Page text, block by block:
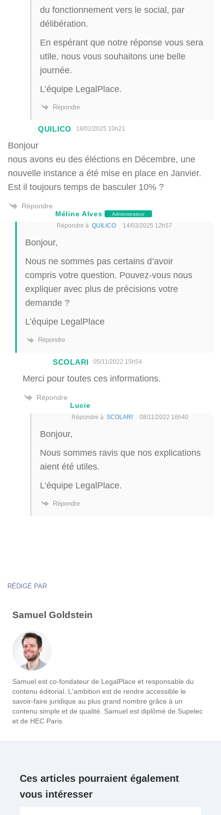
du fonctionnement vers le social, par
délibération.
En espérant que notre réponse vous sera
utile, nous vous souhaitons une belle
journée.
L’équipe LegalPlace.
Répondre
QUILICO 18/02/2025 10h21
Bonjour
nous avons eu des éléctions en Décembre, une
nouvelle instance a été mise en place en Janvier.
Est il toujours temps de basculer 10% ?
Répondre
Méline Alves
Administrateur
Répondre à QUILICO 14/03/2025 12h57
Bonjour,
Nous ne sommes pas certains d’avoir
compris votre question. Pouvez-vous nous
expliquer avec plus de précisions votre
demande ?
L’équipe LegalPlace
Répondre
SCOLARI 05/11/2022 15h54
Merci pour toutes ces informations.
Répondre
Lucie
Répondre à SCOLARI 08/11/2022 16h40
Bonjour,
Nous sommes ravis que nos explications
aient été utiles.
L’équipe LegalPlace.
Répondre
RÉDIGÉ PAR
Samuel Goldstein
Samuel est co-fondateur de LegalPlace et responsable du
contenu éditorial. L'ambition est de rendre accessible le
savoir-faire juridique au plus grand nombre grâce à un
contenu simple et de qualité. Samuel est diplômé de Supelec
et de HEC Paris
Ces articles pourraient également
vous intéresser